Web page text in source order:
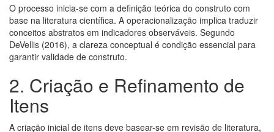
O processo inicia-se com a definição teórica do construto com
base na literatura científica. A operacionalização implica traduzir
conceitos abstratos em indicadores observáveis. Segundo
DeVellis (2016), a clareza conceptual é condição essencial para
garantir validade de construto.
2. Criação e Refinamento de
Itens
A criação inicial de itens deve basear-se em revisão de literatura,